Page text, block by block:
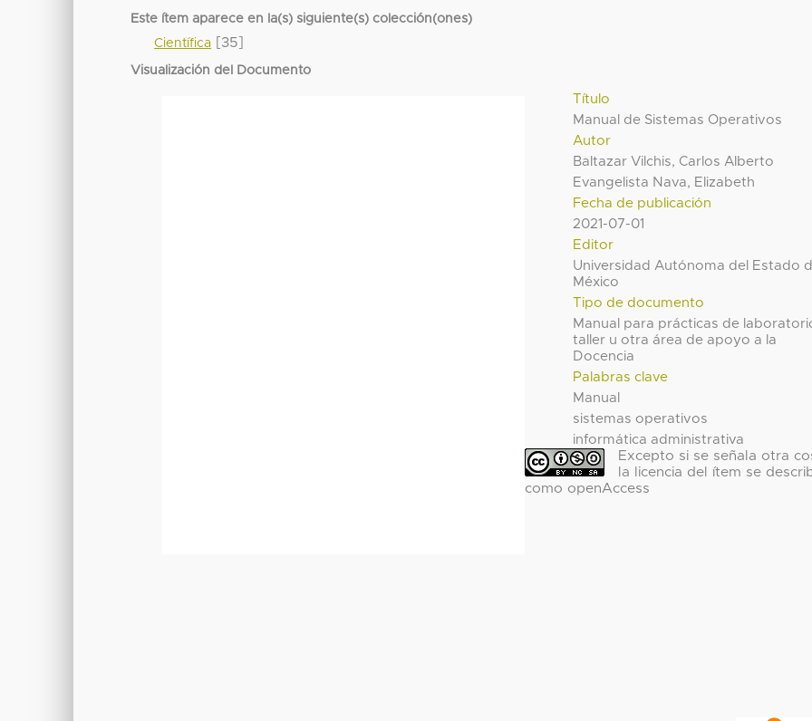
Este ítem aparece en la(s) siguiente(s) colección(ones)
Científica [35]
Visualización del Documento
Título
Manual de Sistemas Operativos
Autor
Baltazar Vilchis, Carlos Alberto
Evangelista Nava, Elizabeth
Fecha de publicación
2021-07-01
Editor
Universidad Autónoma del Estado
México
Tipo de documento
Manual para prácticas de
taller u otra área de apoyo a la
Docencia
Palabras clave
Manual
sistemas operativos
informática administrativa
Excepto si se señala otra
la licencia del ítem se
como openAccess